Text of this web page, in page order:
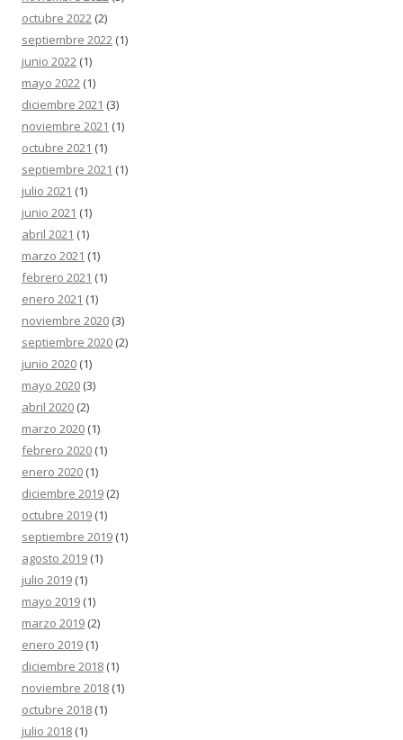
octubre 2022 (2)
septiembre 2022 (1)
junio 2022 (1)
mayo 2022 (1)
diciembre 2021 (3)
noviembre 2021 (1)
octubre 2021 (1)
septiembre 2021 (1)
julio 2021 (1)
junio 2021 (1)
abril 2021 (1)
marzo 2021 (1)
febrero 2021 (1)
enero 2021 (1)
noviembre 2020 (3)
septiembre 2020 (2)
junio 2020 (1)
mayo 2020 (3)
abril 2020 (2)
marzo 2020 (1)
febrero 2020 (1)
enero 2020 (1)
diciembre 2019 (2)
octubre 2019 (1)
septiembre 2019 (1)
agosto 2019 (1)
julio 2019 (1)
mayo 2019 (1)
marzo 2019 (2)
enero 2019 (1)
diciembre 2018 (1)
noviembre 2018 (1)
octubre 2018 (1)
julio 2018 (1)